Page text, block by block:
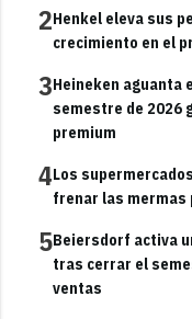
2Henkel eleva sus
crecimiento en el
3Heineken aguanta
semestre de 2026
premium
4Los
frenar las mermas
5Beiersdorf activa
tras cerrar el
ventas